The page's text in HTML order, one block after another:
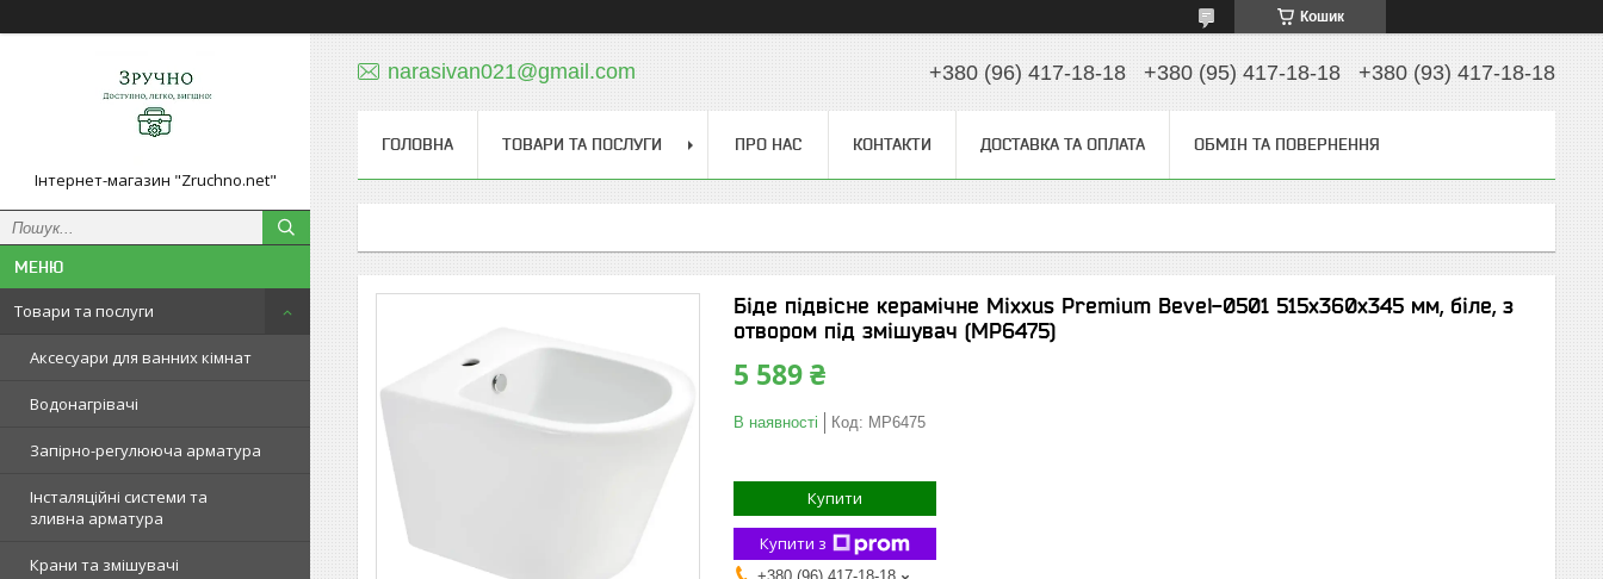
Кошик
Інтернет-магазин "Zruchno.net"
Товари та послуги
Аксесуари для ванних кімнат
Водонагрівачі
Запірно-регулююча арматура
Інсталяційні системи та
зливна арматура
Крани та змішувачі
narasivan021@gmail.com +380 (96) 417-18-18 +380 (95) 417-18-18 +380 (93) 417-18-18
ГОЛОВНА ТОВАРИ ТА ПОСЛУГИ ПРО НАС КОНТАКТИ ДОСТАВКА ТА ОПЛАТА ОБМІН ТА ПОВЕРНЕННЯ
Біде підвісне керамічне Mixxus Premium Bevel-0501 515x360x345 мм, біле, з
отвором під змішувач (MP6475)
5 589 ₴
В наявності Код: MP6475
Купити
Купити з